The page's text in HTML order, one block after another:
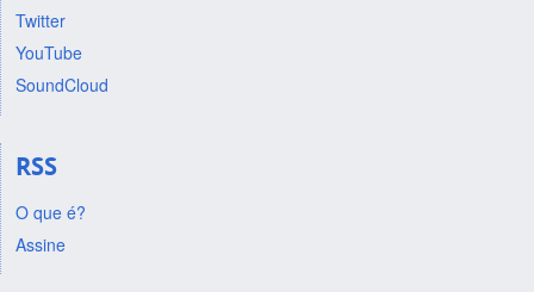
Twitter
YouTube
SoundCloud
RSS
O que é?
Assine